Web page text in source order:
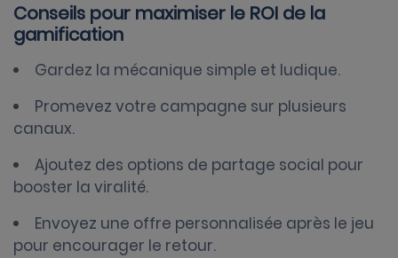
Conseils pour maximiser le ROI de la
gamification
Gardez la mécanique simple et ludique.
Promevez votre campagne sur plusieurs
canaux.
Ajoutez des options de partage social pour
booster la viralité.
Envoyez une offre personnalisée après le jeu
pour encourager le retour.